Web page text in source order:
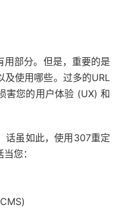
用部分。但是，重要的是
及使用哪些。过多的URL
害您的用户体验 (UX) 和
话虽如此，使用307重定
您：